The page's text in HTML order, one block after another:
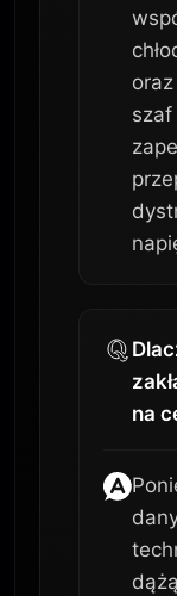
na